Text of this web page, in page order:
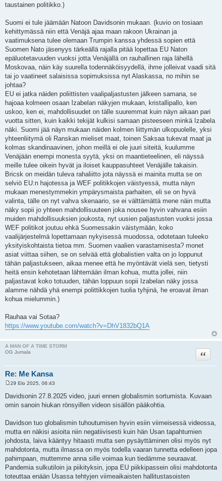
taustainen politikko.)
Suomi ei tule jäämään Natoon Davidsonin mukaan. (kuvio on tosiaan
kehittymässä niin että Venäjä ajaa maan rakoon Ukrainan ja
vaatimuksena tulee olemaan Trumpin kanssa yhdessä sopien että
Suomen Nato jäsenyys tärkeällä rajalla pitää lopettaa EU Naton
epäluotetavuuden vuoksi jotta Venäjällä on rauhallinen raja lähellä
Moskovaa, näin käy suurella todennäköisyydellä, ihme jolleivat vaadi sitä
tai jo vaatineet salaisissa sopimuksissa nyt Alaskassa, no mihin se
johtaa?
EU ei jatka näiden poliittisten vaalipaljastusten jälkeen samana, se
hajoaa kolmeen osaan Izabelan näkyjen mukaan, kristallipallo, ken
uskoo, ken ei, mahdollisuudet on tälle suuremmat kuin näyn aikaan pari
vuotta sitten, kuin kaikki tekijät kulkisi samaan pisteeseen minkä Izabela
näki. Suomi jää näyn mukaan näiden kolmen liittymän ulkopuolelle, yksi
yhteenliitymä oli Ranskan mieliset maat, toinen Saksaa tukevat maat ja
kolmas skandinaavinen, johon meillä ei ole juuri siteitä, kuulumme
Venäjään enempi monesta syytä, yksi on maantieteelinen, eli näyssä
meille tulee oikein hyvät ja iloiset kauppasuhteet Venäjälle takaisin.
Bricsk on meidän tuleva rahaliitto jota näyssä ei mainita mutta se on
selviö EU:n hajotessa ja WEF politikkojen väistyessä, mutta näyn
mukaan menestymmekin ympärysmaista parhaiten, eli se on hyvä
valinta, tälle on nyt vahva skenaario, se ei välttämättä mene näin mutta
näky sopii jo yhteen mahdollisuuteen joka nousee hyvin vahvana esiin
muiden mahdollisuuksien joukosta, nyt uusien paljastusten vuoksi jossa
WEF politikot joutuu ehkä Suomessakin väistymään, koko
vaalijärjestelmä lopettamaan nykyisessä muodossa, odotetaan tuleeko
yksityiskohtaista tietoa mm. Suomen vaalien varastamisesta? monet
asiat viittaa siihen, se on selvää että globalistien valta on jo loppunut
tähän paljastukseen, aikaa menee että he myöntävät vielä sen, tietysti
heitä ensin kehotetaan lähtemään ilman kohua, mutta jollei, niin
paljastavat koko totuuden, tähän loppuun sopii Izabelan näky jossa
alamme nähdä yhä enempi polittikkojen tuolia tyhjinä, he eroavat ilman
kohua mielummin.)
Rauhaa vai Sotaa?
https://www.youtube.com/watch?v=DhV1832bQ1A
A MAN OF A TIME STORM
OG Jumala
Re: Me Kansa
Lainaa
e
s
29 Elo 2025, 06:43
Davidsonin 27.8.2025 video, juuri ennen globalismin sortumista. Kuvaan
omin sanoin hiukan rönsyillen videon sisällön pääkohtia.
Davidson tuo globalismin tuhoutumisen hyvin esiin viimeisessä videossa,
mutta en näkisi asioita niin negatiivisesti kuin hän Usan tapahtumien
johdosta, laiva kääntyy hitaasti mutta sen pysäyttäminen olisi myös nyt
mahdotonta, mutta ilmassa on myös todella vaaran tunnetta edelleen jopa
pahimpaan, muttemme anna sille voimaa kun tiedämme seuraavat.
Pandemia sulkutiloin ja piikityksin, jopa EU piikkipassein olisi mahdotonta
toteuttaa enään Usassa tehtyjen viimeaikaisten hallitustasoisten